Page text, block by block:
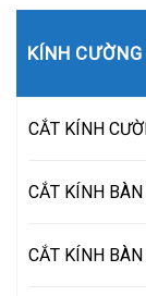
KÍNH
CẮT KÍNH
CẮT KÍNH
CẮT KÍNH BÀN